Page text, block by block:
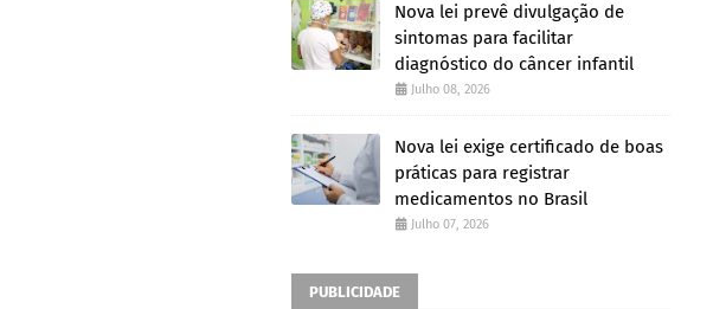
Nova lei prevê divulgação de
sintomas para facilitar
diagnóstico do câncer infantil
Julho 08, 2026
Nova lei exige certificado de boas
práticas para registrar
medicamentos no Brasil
Julho 07, 2026
PUBLICIDADE